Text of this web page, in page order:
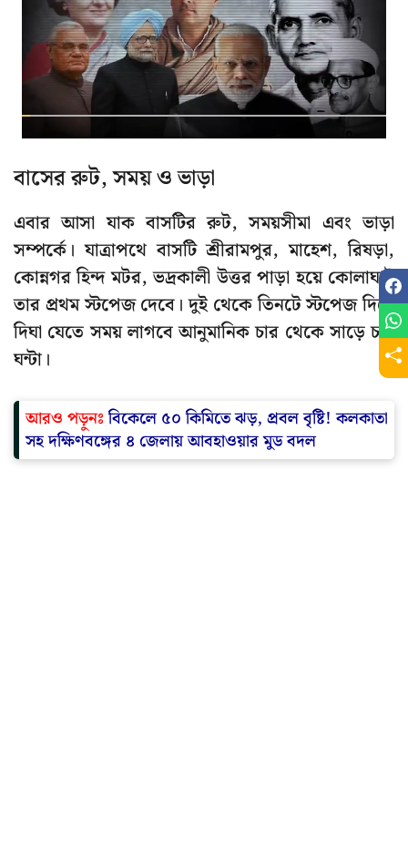
বাসের রুট, সময় ও ভাড়া
এবার আসা যাক বাসটির রুট, সময়সীমা এবং ভাড়া
সম্পর্কে। যাত্রাপথে বাসটি শ্রীরামপুর, মাহেশ, রিষড়া,
কোন্নগর হিন্দ মটর, ভদ্রকালী উত্তর পাড়া হয়ে কোলাঘাট
তার প্রথম স্টপেজ দেবে। দুই থেকে তিনটে স্টপেজ দিয়ে
দিঘা যেতে সময় লাগবে আনুমানিক চার থেকে সাড়ে চার
ঘন্টা।
আরও পড়ুনঃবিকেলে ৫০ কিমিতে ঝড়, প্রবল বৃষ্টি! কলকাতা
সহ দক্ষিণবঙ্গের ৪ জেলায় আবহাওয়ার মুড বদল